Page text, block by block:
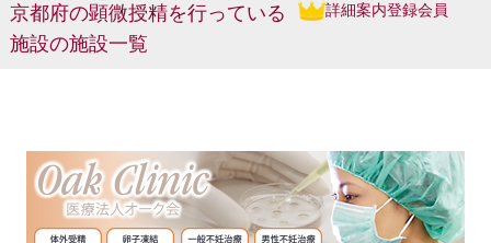
京都府の顕微授精を行っている
施設の施設一覧
詳細案内登録会員